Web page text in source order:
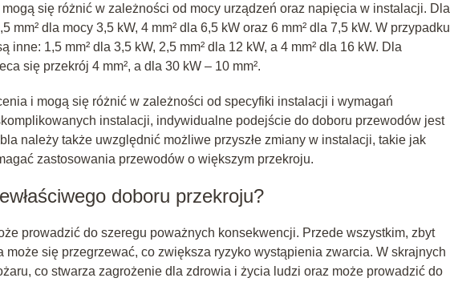
się różnić w zależności od mocy urządzeń oraz napięcia w instalacji. Dla
dla mocy 3,5 kW, 4 mm² dla 6,5 kW oraz 6 mm² dla 7,5 kW. W przypadku
1,5 mm² dla 3,5 kW, 2,5 mm² dla 12 kW, a 4 mm² dla 16 kW. Dla
się przekrój 4 mm², a dla 30 kW – 10 mm².
i mogą się różnić w zależności od specyfiki instalacji i wymagań
instalacji, indywidualne podejście do doboru przewodów jest
należy także uwzględnić możliwe przyszłe zmiany w instalacji, takie jak
zastosowania przewodów o większym przekroju.
doboru przekroju?
prowadzić do szeregu poważnych konsekwencji. Przede wszystkim, zbyt
się przegrzewać, co zwiększa ryzyko wystąpienia zwarcia. W skrajnych
co stwarza zagrożenie dla zdrowia i życia ludzi oraz może prowadzić do